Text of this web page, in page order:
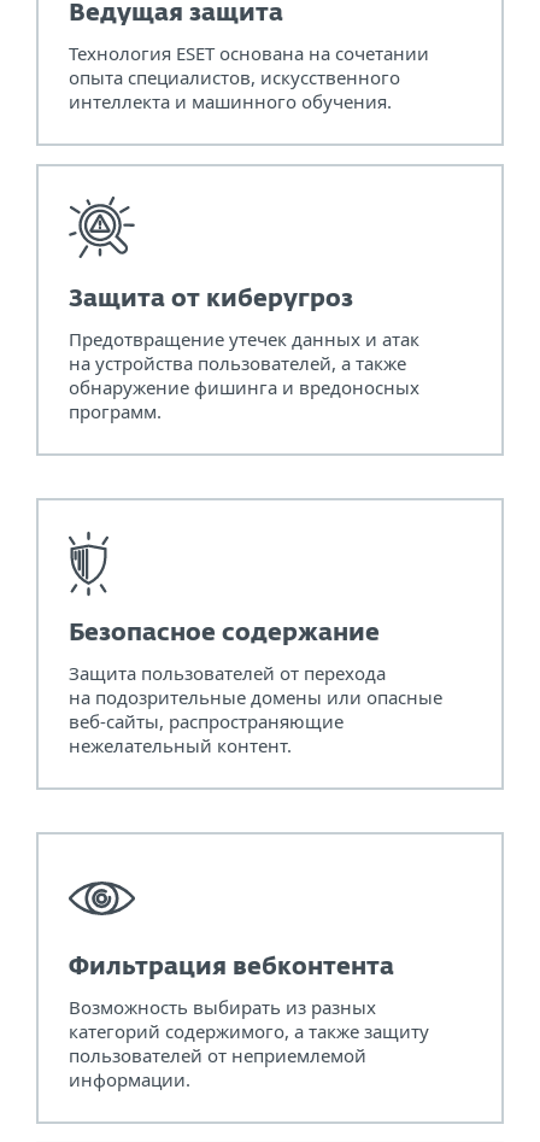
Ведущая защита
Технология ESET основана на сочетании
опыта специалистов, искусственного
интеллекта и машинного обучения.
Защита от киберугроз
Предотвращение утечек данных и атак
на устройства пользователей, а также
обнаружение фишинга и вредоносных
программ.
Безопасное содержание
Защита пользователей от перехода
на подозрительные домены или опасные
веб-сайты, распространяющие
нежелательный контент.
Фильтрация вебконтента
Возможность выбирать из разных
категорий содержимого, а также защиту
пользователей от неприемлемой
информации.